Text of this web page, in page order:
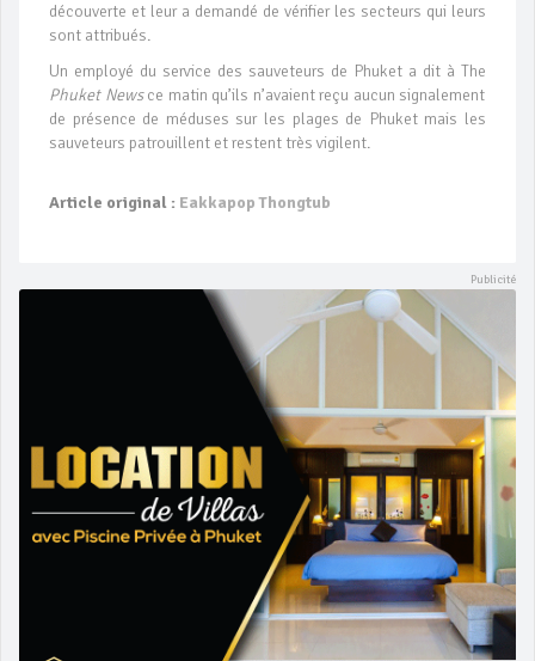
découverte et leur a demandé de vérifier les secteurs qui leurs
sont attribués.
Un employé du service des sauveteurs de Phuket a dit à The
Phuket Newsce matin qu’ils n’avaient reçu aucun signalement
de présence de méduses sur les plages de Phuket mais les
sauveteurs patrouillent et restent très vigilent.
Article original : Eakkapop Thongtub